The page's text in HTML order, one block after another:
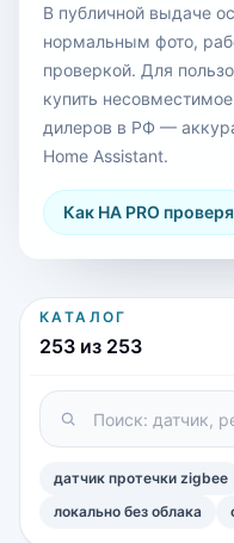
В публичной выдаче
нормальным фото,
проверкой. Для
купить
дилеров в РФ —
Home Assistant.
Как HA PRO
КАТАЛОГ
253 из 253
датчик протечки zigbee
локально без облака